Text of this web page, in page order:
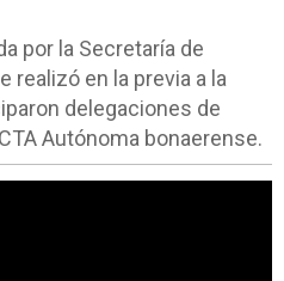
por la Secretaría de
realizó en la previa a la
delegaciones de
Autónoma bonaerense.